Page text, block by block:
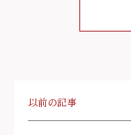
以前の記事